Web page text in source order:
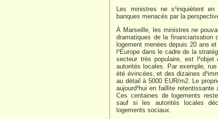
Les ministres ne s¹inquiètent
banques menacés par la
À Marseille, les ministres ne
dramatiques de la financiarisation
logement menées depuis 20 ans
l¹Europe dans le cadre de la
secteur très populaire, est l¹objet
autorités locales. Par exemple,
été évincées, et des dizaines
au détail à 5000 EUR/m2. Le
aujourd¹hui en faillite
Ces centaines de logements
sauf si les autorités locales
logements sociaux.